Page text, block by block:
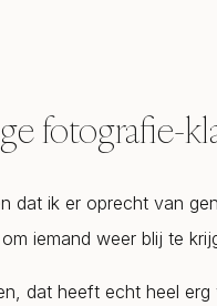
fotografie-
dat ik er oprecht van
iemand weer blij te
dat heeft echt heel